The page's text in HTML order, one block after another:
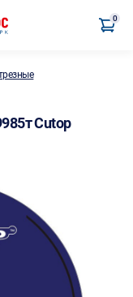
0
Cutop